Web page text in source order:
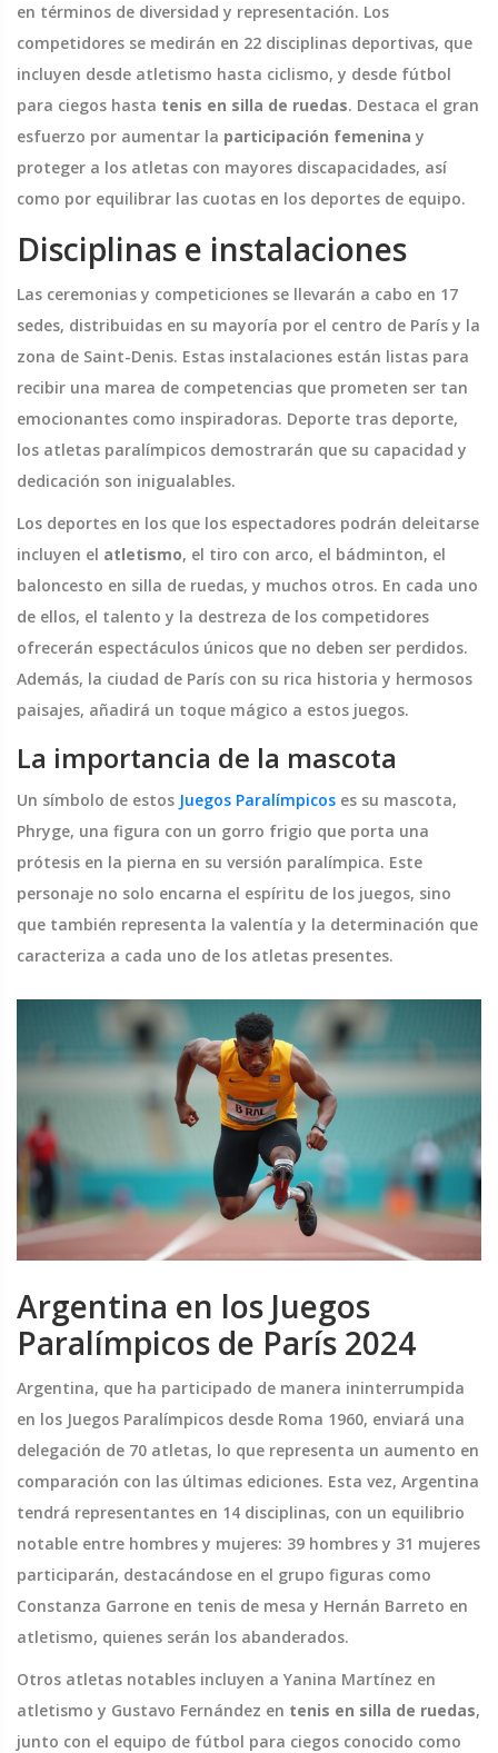
en términos de diversidad y representación. Los
competidores se medirán en 22 disciplinas deportivas, que
incluyen desde atletismo hasta ciclismo, y desde fútbol
para ciegos hasta tenis en silla de ruedas. Destaca el gran
esfuerzo por aumentar la participación femenina y
proteger a los atletas con mayores discapacidades, así
como por equilibrar las cuotas en los deportes de equipo.
Disciplinas e instalaciones
Las ceremonias y competiciones se llevarán a cabo en 17
sedes, distribuidas en su mayoría por el centro de París y la
zona de Saint-Denis. Estas instalaciones están listas para
recibir una marea de competencias que prometen ser tan
emocionantes como inspiradoras. Deporte tras deporte,
los atletas paralímpicos demostrarán que su capacidad y
dedicación son inigualables.
Los deportes en los que los espectadores podrán deleitarse
incluyen el atletismo, el tiro con arco, el bádminton, el
baloncesto en silla de ruedas, y muchos otros. En cada uno
de ellos, el talento y la destreza de los competidores
ofrecerán espectáculos únicos que no deben ser perdidos.
Además, la ciudad de París con su rica historia y hermosos
paisajes, añadirá un toque mágico a estos juegos.
La importancia de la mascota
Un símbolo de estos Juegos Paralímpicos es su mascota,
Phryge, una figura con un gorro frigio que porta una
prótesis en la pierna en su versión paralímpica. Este
personaje no solo encarna el espíritu de los juegos, sino
que también representa la valentía y la determinación que
caracteriza a cada uno de los atletas presentes.
Argentina en los Juegos
Paralímpicos de París 2024
Argentina, que ha participado de manera ininterrumpida
en los Juegos Paralímpicos desde Roma 1960, enviará una
delegación de 70 atletas, lo que representa un aumento en
comparación con las últimas ediciones. Esta vez, Argentina
tendrá representantes en 14 disciplinas, con un equilibrio
notable entre hombres y mujeres: 39 hombres y 31 mujeres
participarán, destacándose en el grupo figuras como
Constanza Garrone en tenis de mesa y Hernán Barreto en
atletismo, quienes serán los abanderados.
Otros atletas notables incluyen a Yanina Martínez en
atletismo y Gustavo Fernández en tenis en silla de ruedas,
junto con el equipo de fútbol para ciegos conocido como